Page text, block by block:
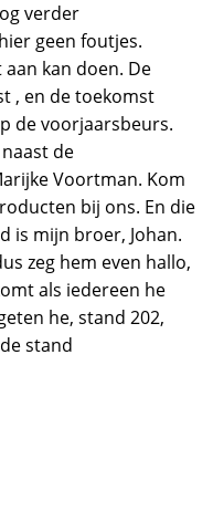
verder
geen foutjes.
kan doen. De
, en de toekomst
de voorjaarsbeurs.
de
Voortman. Kom
bij ons. En die
is mijn broer, Johan.
zeg hem even hallo,
als iedereen he
he, stand 202,
stand